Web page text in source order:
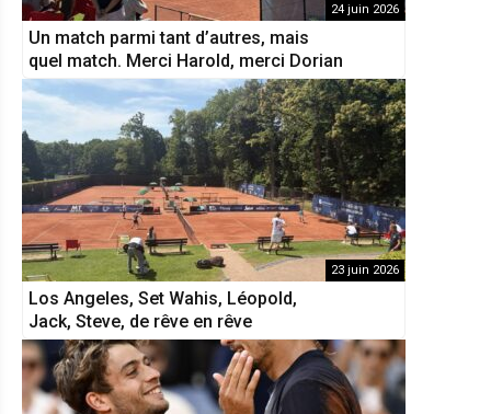
24 juin 2026
Un match parmi tant d’autres, mais
quel match. Merci Harold, merci Dorian
23 juin 2026
Los Angeles, Set Wahis, Léopold,
Jack, Steve, de rêve en rêve